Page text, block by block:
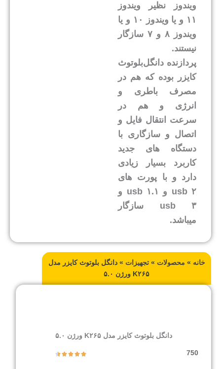
ویندوز نظیر ویندوز
۱۱ و یا ویندوز ۱۰ و یا
ویندوز ۸ و ۷ سازگار
نیستند.
پردازنده دانگل‌بلوتوث
کایزر بوده که هم در
مصرف باطری و
انرژی و هم در
سرعت انتقال فایل و
اتصال و سازگاری با
دستگاه های جدید
کاربرد بسیار زیادی
دارد و با پورت های
usb ۲ و usb ۱.۱ و
usb ۳ سازگار
میباشد.
خانه » محصولات »تجهیزات »دانگل بلوتوث کایزر مدل
K۲۶۵ ورژن ۵.۰
دانگل بلوتوث کایزر مدل K۲۶۵ ورژن ۵.۰
750